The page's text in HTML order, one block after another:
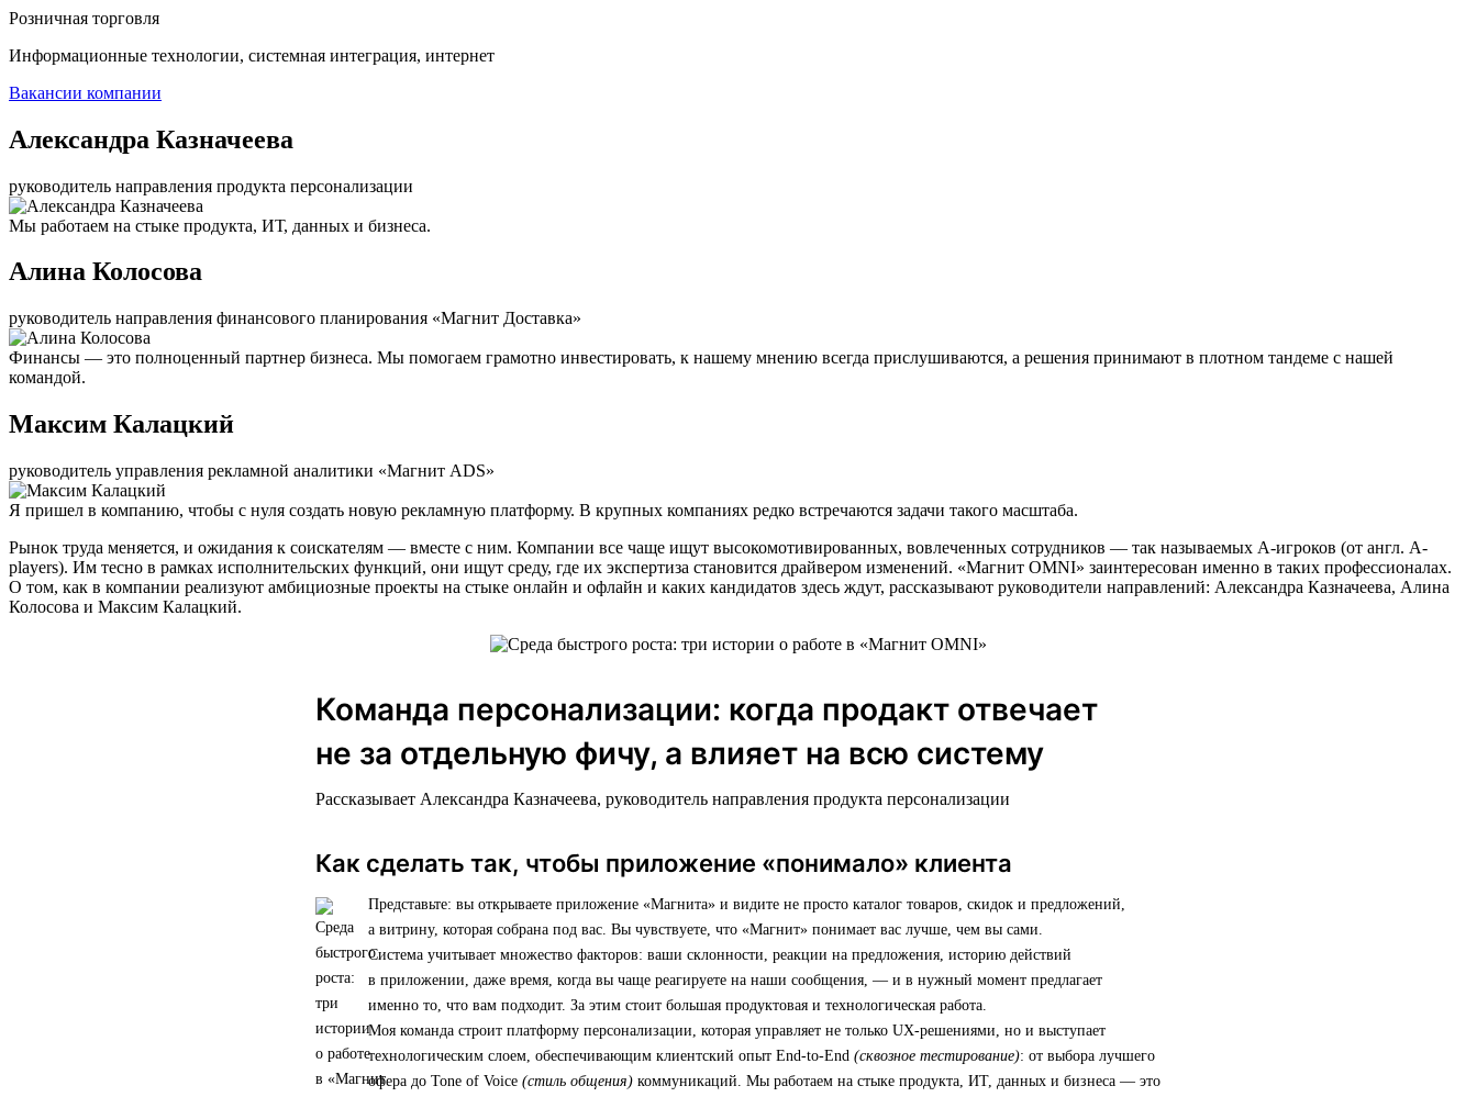
Розничная торговля
Информационные технологии, системная интеграция, интернет
Вакансии компании
Александра Казначеева
руководитель направления продукта персонализации
Мы работаем на стыке продукта, ИТ, данных и бизнеса.
Алина Колосова
руководитель направления финансового планирования «Магнит Доставка»
Финансы — это полноценный партнер бизнеса. Мы помогаем грамотно инвестировать, к нашему мнению всегда прислушиваются, а решения принимают в плотном тандеме с нашей
командой.
Максим Калацкий
руководитель управления рекламной аналитики «Магнит ADS»
Я пришел в компанию, чтобы с нуля создать новую рекламную платформу. В крупных компаниях редко встречаются задачи такого масштаба.
Рынок труда меняется, и ожидания к соискателям — вместе с ним. Компании все чаще ищут высокомотивированных, вовлеченных сотрудников — так называемых А-игроков (от англ. A-
players). Им тесно в рамках исполнительских функций, они ищут среду, где их экспертиза становится драйвером изменений. «Магнит OMNI» заинтересован именно в таких профессионалах.
О том, как в компании реализуют амбициозные проекты на стыке онлайн и офлайн и каких кандидатов здесь ждут, рассказывают руководители направлений: Александра Казначеева, Алина
Колосова и Максим Калацкий.
Команда персонализации: когда продакт отвечает
не за отдельную фичу, а влияет на всю систему
Рассказывает Александра Казначеева, руководитель направления продукта персонализации
Как сделать так, чтобы приложение «понимало» клиента
Представьте: вы открываете приложение «Магнита» и видите не просто каталог товаров, скидок и предложений,
а витрину, которая собрана под вас. Вы чувствуете, что «Магнит» понимает вас лучше, чем вы сами.
Система учитывает множество факторов: ваши склонности, реакции на предложения, историю действий
в приложении, даже время, когда вы чаще реагируете на наши сообщения, — и в нужный момент предлагает
именно то, что вам подходит. За этим стоит большая продуктовая и технологическая работа.
Моя команда строит платформу персонализации, которая управляет не только UX-решениями, но и выступает
технологическим слоем, обеспечивающим клиентский опыт End-to-End (сквозное тестирование): от выбора лучшего
офера до Tone of Voice (стиль общения) коммуникаций. Мы работаем на стыке продукта, ИТ, данных и бизнеса — это